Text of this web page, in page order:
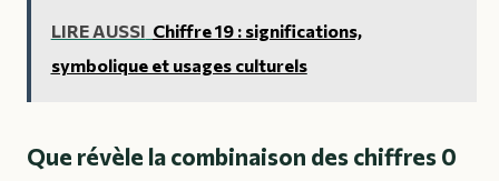
LIRE AUSSI Chiffre 19 : significations,
symbolique et usages culturels
Que révèle la combinaison des chiffres 0